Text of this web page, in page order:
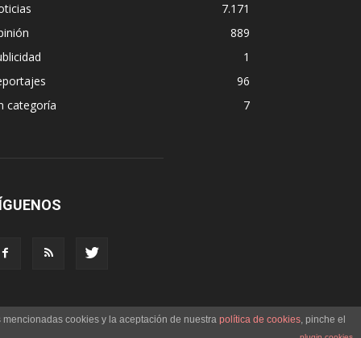
7.171
889
1
96
categoría
7
cookies y la aceptación de nuestra política de cookies, pinche el